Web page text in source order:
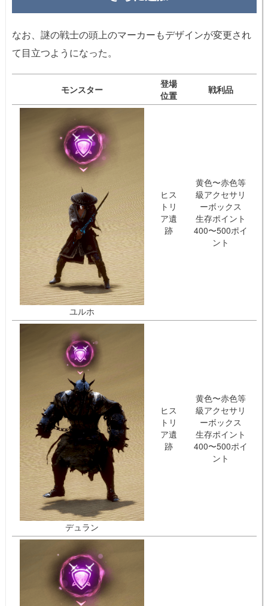
なお、謎の戦士の頭上のマーカーもデザインが変更され
て目立つようになった。
モンスター
登場
位置
戦利品
ユルホ
ヒス
トリ
ア遺
跡
黄色〜赤色等
級アクセサリ
ーボックス
生存ポイント
400〜500ポイ
ント
デュラン
ヒス
トリ
ア遺
跡
黄色〜赤色等
級アクセサリ
ーボックス
生存ポイント
400〜500ポイ
ント